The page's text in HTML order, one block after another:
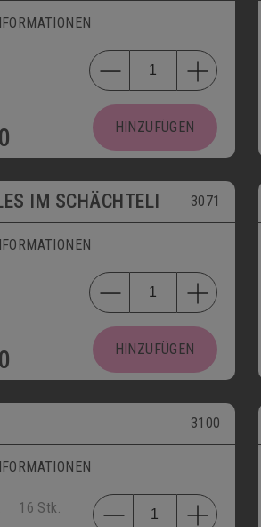
HINZUFÜGEN
IM SCHÄCHTELI 3071
HINZUFÜGEN
3100
16 Stk.